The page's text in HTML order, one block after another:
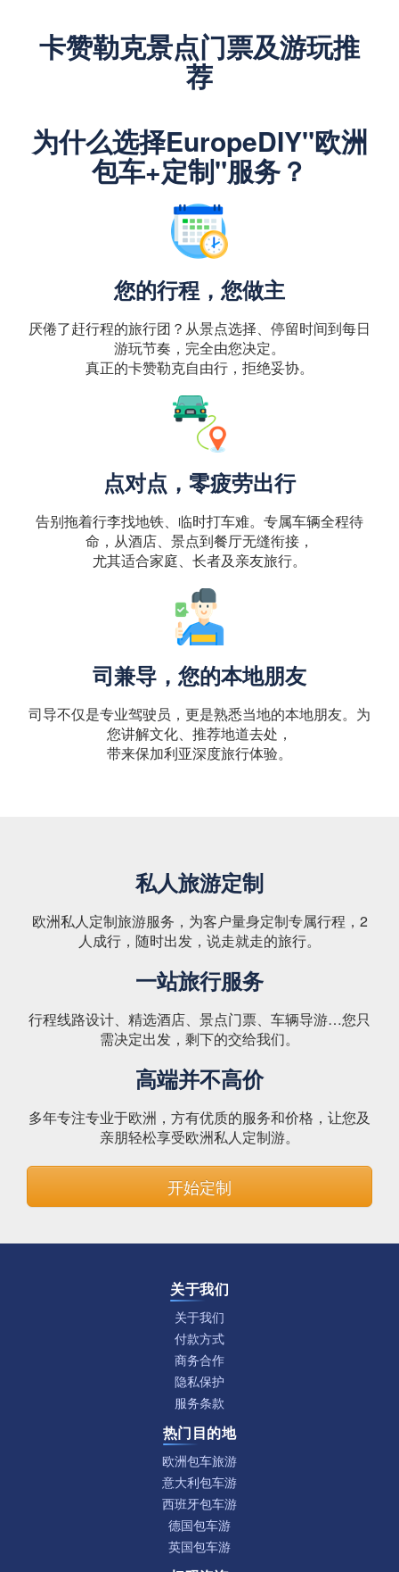
卡赞勒克景点门票及游玩推
荐
为什么选择EuropeDIY"欧洲
包车+定制"服务？
您的行程，您做主
厌倦了赶行程的旅行团？从景点选择、停留时间到每日
游玩节奏，完全由您决定。
真正的卡赞勒克自由行，拒绝妥协。
点对点，零疲劳出行
告别拖着行李找地铁、临时打车难。专属车辆全程待
命，从酒店、景点到餐厅无缝衔接，
尤其适合家庭、长者及亲友旅行。
司兼导，您的本地朋友
司导不仅是专业驾驶员，更是熟悉当地的本地朋友。为
您讲解文化、推荐地道去处，
带来保加利亚深度旅行体验。
私人旅游定制
欧洲私人定制旅游服务，为客户量身定制专属行程，2
人成行，随时出发，说走就走的旅行。
一站旅行服务
行程线路设计、精选酒店、景点门票、车辆导游…您只
需决定出发，剩下的交给我们。
高端并不高价
多年专注专业于欧洲，方有优质的服务和价格，让您及
亲朋轻松享受欧洲私人定制游。
开始定制
关于我们
关于我们
付款方式
商务合作
隐私保护
服务条款
热门目的地
欧洲包车旅游
意大利包车游
西班牙包车游
德国包车游
英国包车游